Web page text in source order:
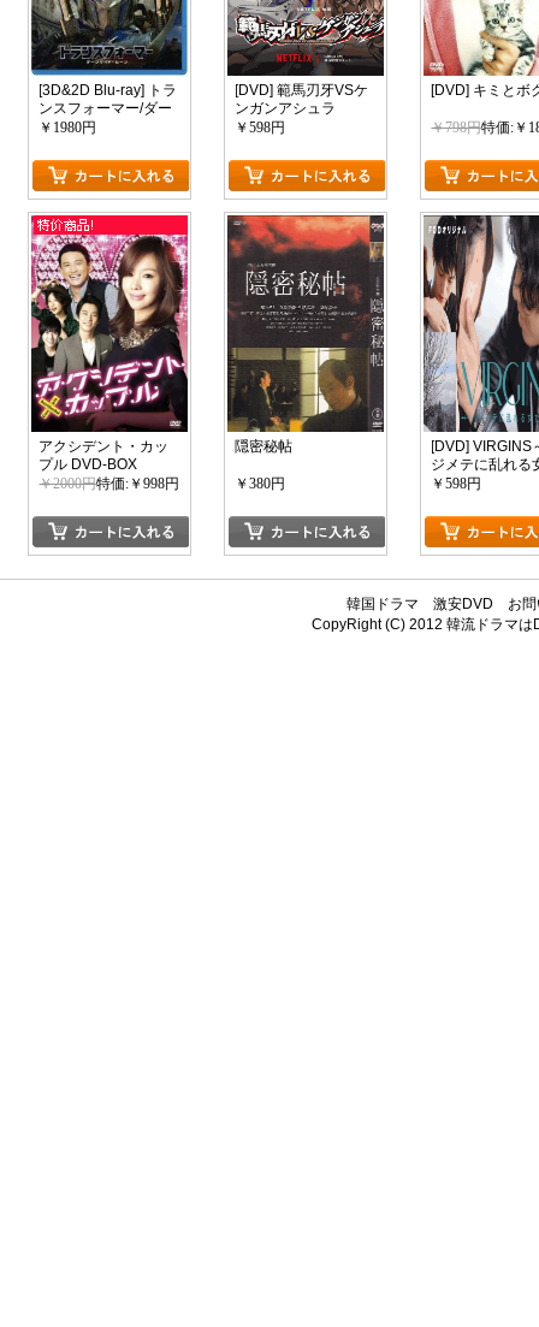
[3D&2D Blu-ray] トラ
ンスフォーマー/ダー
クサイド・ムーン
￥1980円
[DVD] 範馬刃牙VSケ
ンガンアシュラ
￥598円
[DVD] キミとボ
￥798円特価:￥
アクシデント・カッ
プル DVD-BOX
￥2000円特価:￥998円
隠密秘帖
￥380円
[DVD] VIRGINS
ジメテに乱れる
ち～Season3
￥598円
韓国ドラマ 激安DVD
お
CopyRight (C) 2012韓流ドラマは